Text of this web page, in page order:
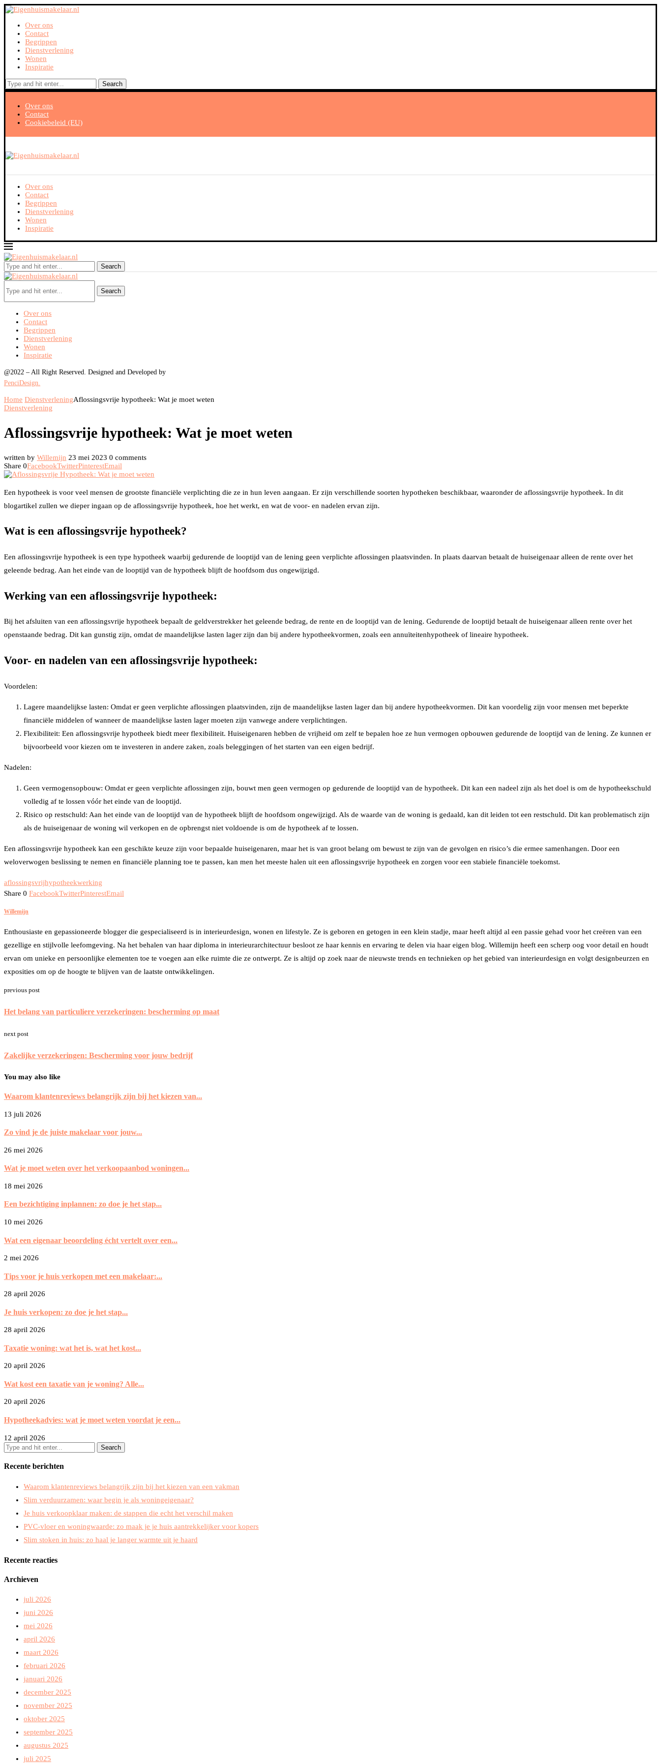
Over ons
Contact
Begrippen
Dienstverlening
Wonen
Inspiratie
Search
Over ons
Contact
Cookiebeleid (EU)
Over ons
Contact
Begrippen
Dienstverlening
Wonen
Inspiratie
Search
Search
Over ons
Contact
Begrippen
Dienstverlening
Wonen
Inspiratie
@2022 – All Right Reserved. Designed and Developed by
PenciDesign.
Home DienstverleningAflossingsvrije hypotheek: Wat je moet weten
Dienstverlening
Aflossingsvrije hypotheek: Wat je moet weten
written by Willemijn 23 mei 2023 0 comments
Share 0FacebookTwitterPinterestEmail
Een hypotheek is voor veel mensen de grootste financiële verplichting die ze in hun leven aangaan. Er zijn verschillende soorten hypotheken beschikbaar, waaronder de aflossingsvrije hypotheek. In dit
blogartikel zullen we dieper ingaan op de aflossingsvrije hypotheek, hoe het werkt, en wat de voor- en nadelen ervan zijn.
Wat is een aflossingsvrije hypotheek?
Een aflossingsvrije hypotheek is een type hypotheek waarbij gedurende de looptijd van de lening geen verplichte aflossingen plaatsvinden. In plaats daarvan betaalt de huiseigenaar alleen de rente over het
geleende bedrag. Aan het einde van de looptijd van de hypotheek blijft de hoofdsom dus ongewijzigd.
Werking van een aflossingsvrije hypotheek:
Bij het afsluiten van een aflossingsvrije hypotheek bepaalt de geldverstrekker het geleende bedrag, de rente en de looptijd van de lening. Gedurende de looptijd betaalt de huiseigenaar alleen rente over het
openstaande bedrag. Dit kan gunstig zijn, omdat de maandelijkse lasten lager zijn dan bij andere hypotheekvormen, zoals een annuïteitenhypotheek of lineaire hypotheek.
Voor- en nadelen van een aflossingsvrije hypotheek:
Voordelen:
Lagere maandelijkse lasten: Omdat er geen verplichte aflossingen plaatsvinden, zijn de maandelijkse lasten lager dan bij andere hypotheekvormen. Dit kan voordelig zijn voor mensen met beperkte
financiële middelen of wanneer de maandelijkse lasten lager moeten zijn vanwege andere verplichtingen.
Flexibiliteit: Een aflossingsvrije hypotheek biedt meer flexibiliteit. Huiseigenaren hebben de vrijheid om zelf te bepalen hoe ze hun vermogen opbouwen gedurende de looptijd van de lening. Ze kunnen er
bijvoorbeeld voor kiezen om te investeren in andere zaken, zoals beleggingen of het starten van een eigen bedrijf.
Nadelen:
Geen vermogensopbouw: Omdat er geen verplichte aflossingen zijn, bouwt men geen vermogen op gedurende de looptijd van de hypotheek. Dit kan een nadeel zijn als het doel is om de hypotheekschuld
volledig af te lossen vóór het einde van de looptijd.
Risico op restschuld: Aan het einde van de looptijd van de hypotheek blijft de hoofdsom ongewijzigd. Als de waarde van de woning is gedaald, kan dit leiden tot een restschuld. Dit kan problematisch zijn
als de huiseigenaar de woning wil verkopen en de opbrengst niet voldoende is om de hypotheek af te lossen.
Een aflossingsvrije hypotheek kan een geschikte keuze zijn voor bepaalde huiseigenaren, maar het is van groot belang om bewust te zijn van de gevolgen en risico’s die ermee samenhangen. Door een
weloverwogen beslissing te nemen en financiële planning toe te passen, kan men het meeste halen uit een aflossingsvrije hypotheek en zorgen voor een stabiele financiële toekomst.
aflossingsvrijhypotheekwerking
Share 0 FacebookTwitterPinterestEmail
Willemijn
Enthousiaste en gepassioneerde blogger die gespecialiseerd is in interieurdesign, wonen en lifestyle. Ze is geboren en getogen in een klein stadje, maar heeft altijd al een passie gehad voor het creëren van een
gezellige en stijlvolle leefomgeving. Na het behalen van haar diploma in interieurarchitectuur besloot ze haar kennis en ervaring te delen via haar eigen blog. Willemijn heeft een scherp oog voor detail en houdt
ervan om unieke en persoonlijke elementen toe te voegen aan elke ruimte die ze ontwerpt. Ze is altijd op zoek naar de nieuwste trends en technieken op het gebied van interieurdesign en volgt designbeurzen en
exposities om op de hoogte te blijven van de laatste ontwikkelingen.
previous post
Het belang van particuliere verzekeringen: bescherming op maat
next post
Zakelijke verzekeringen: Bescherming voor jouw bedrijf
You may also like
Waarom klantenreviews belangrijk zijn bij het kiezen van...
13 juli 2026
Zo vind je de juiste makelaar voor jouw...
26 mei 2026
Wat je moet weten over het verkoopaanbod woningen...
18 mei 2026
Een bezichtiging inplannen: zo doe je het stap...
10 mei 2026
Wat een eigenaar beoordeling écht vertelt over een...
2 mei 2026
Tips voor je huis verkopen met een makelaar:...
28 april 2026
Je huis verkopen: zo doe je het stap...
28 april 2026
Taxatie woning: wat het is, wat het kost...
20 april 2026
Wat kost een taxatie van je woning? Alle...
20 april 2026
Hypotheekadvies: wat je moet weten voordat je een...
12 april 2026
Recente berichten
Waarom klantenreviews belangrijk zijn bij het kiezen van een vakman
Slim verduurzamen: waar begin je als woningeigenaar?
Je huis verkoopklaar maken: de stappen die echt het verschil maken
PVC-vloer en woningwaarde: zo maak je je huis aantrekkelijker voor kopers
Slim stoken in huis: zo haal je langer warmte uit je haard
Recente reacties
Archieven
juli 2026
juni 2026
mei 2026
april 2026
maart 2026
februari 2026
januari 2026
december 2025
november 2025
oktober 2025
september 2025
augustus 2025
juli 2025